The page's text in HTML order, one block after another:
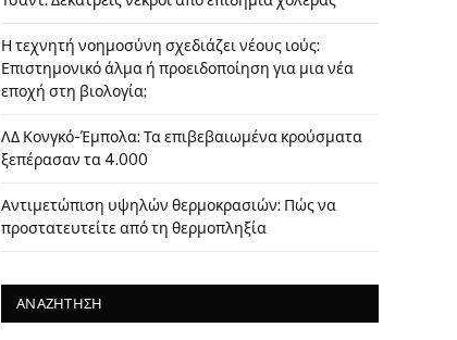
Η τεχνητή νοημοσύνη σχεδιάζει νέους ιούς:
Επιστημονικό άλμα ή προειδοποίηση για μια νέα
εποχή στη βιολογία;
ΛΔ Κονγκό-Έμπολα: Τα επιβεβαιωμένα κρούσματα
ξεπέρασαν τα 4.000
Αντιμετώπιση υψηλών θερμοκρασιών: Πώς να
προστατευτείτε από τη θερμοπληξία
ΑΝΑΖΗΤΗΣΗ